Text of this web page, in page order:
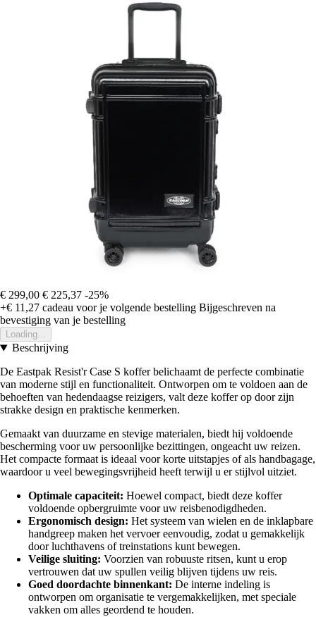
€ 299,00 € 225,37 -25%
+€ 11,27 cadeau voor je volgende bestelling Bijgeschreven na
bevestiging van je bestelling
Loading...
Beschrijving
De Eastpak Resist'r Case S koffer belichaamt de perfecte combinatie
van moderne stijl en functionaliteit. Ontworpen om te voldoen aan de
behoeften van hedendaagse reizigers, valt deze koffer op door zijn
strakke design en praktische kenmerken.
Gemaakt van duurzame en stevige materialen, biedt hij voldoende
bescherming voor uw persoonlijke bezittingen, ongeacht uw reizen.
Het compacte formaat is ideaal voor korte uitstapjes of als handbagage,
waardoor u veel bewegingsvrijheid heeft terwijl u er stijlvol uitziet.
Optimale capaciteit: Hoewel compact, biedt deze koffer
voldoende opbergruimte voor uw reisbenodigdheden.
Ergonomisch design: Het systeem van wielen en de inklapbare
handgreep maken het vervoer eenvoudig, zodat u gemakkelijk
door luchthavens of treinstations kunt bewegen.
Veilige sluiting: Voorzien van robuuste ritsen, kunt u erop
vertrouwen dat uw spullen veilig blijven tijdens uw reis.
Goed doordachte binnenkant: De interne indeling is
ontworpen om organisatie te vergemakkelijken, met speciale
vakken om alles geordend te houden.